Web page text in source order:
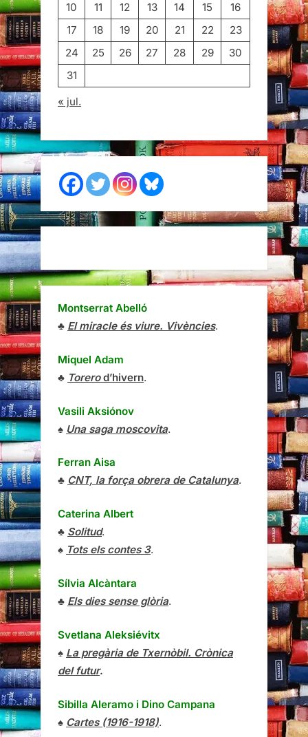
10 11 12 13 14 15
16
17
18 19 20 21 22
23
24
25 26 27 28 29
30
31
« jul.
Montserrat Abelló
♣ El miracle és viure. Vivències.
Miquel Adam
♣ Torerod’hivern.
Vasili Aksiónov
♠ Una saga moscovita.
Ferran Aisa
♣ CNT, la força obrera de Catalunya.
Caterina Albert
♣ Solitud.
♠ Tots els contes 3.
Sílvia Alcàntara
♣ Els dies sense glòria.
Svetlana Aleksiévitx
♠ La pregària de Txernòbil. Crònica
del futur.
Sibilla Aleramo i Dino Campana
♠ Cartes (1916-1918).